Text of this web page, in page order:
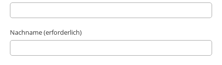
Nachname (erforderlich)